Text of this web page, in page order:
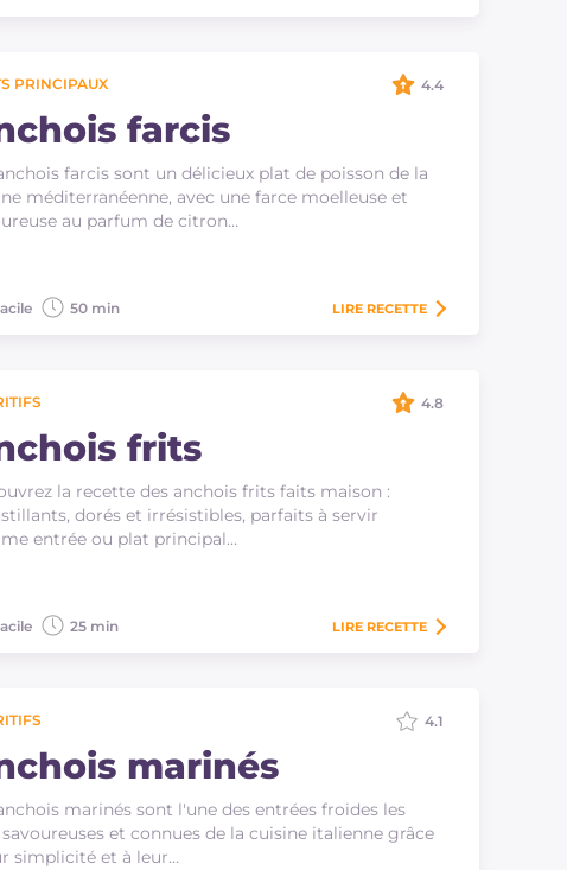
PRINCIPAUX
farcis
farcis sont un délicieux plat de poisson de la
méditerranéenne, avec une farce moelleuse et
au parfum de citron…
4.4
50 min LIRE RECETTE
frits
la recette des anchois frits faits maison :
dorés et irrésistibles, parfaits à servir
entrée ou plat principal…
4.8
25 min LIRE RECETTE
marinés
marinés sont l'une des entrées froides les
et connues de la cuisine italienne grâce
simplicité et à leur…
4.1